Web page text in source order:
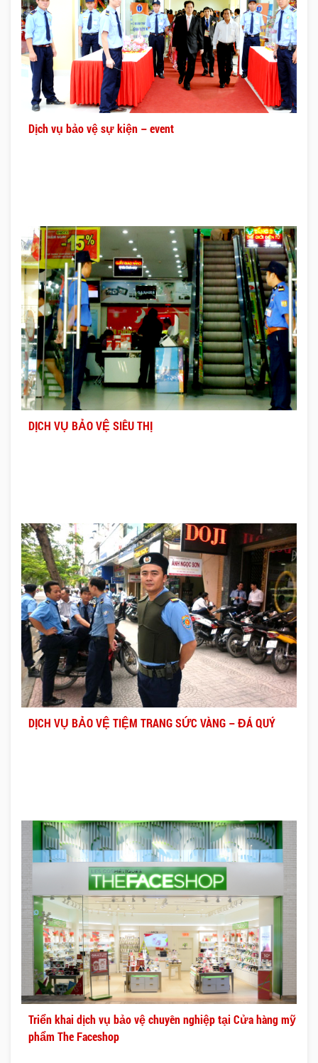
Dịch vụ bảo vệ sự kiện – event
DỊCH VỤ BẢO VỆ SIÊU THỊ
DỊCH VỤ BẢO VỆ TIỆM TRANG SỨC VÀNG – ĐÁ QUÝ
Triển khai dịch vụ bảo vệ chuyên nghiệp tại Cửa hàng mỹ
phẩm The Faceshop